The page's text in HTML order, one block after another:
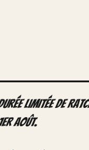
durée limitée de
août.